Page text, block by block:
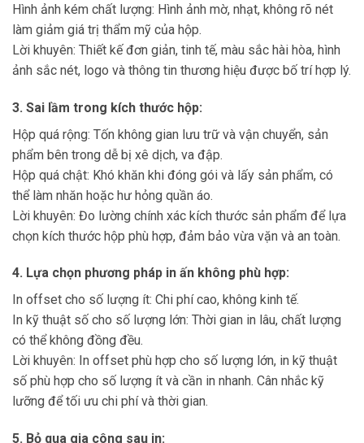
Hình ảnh kém chất lượng: Hình ảnh mờ, nhạt, không rõ nét
làm giảm giá trị thẩm mỹ của hộp.
Lời khuyên: Thiết kế đơn giản, tinh tế, màu sắc hài hòa, hình
ảnh sắc nét, logo và thông tin thương hiệu được bố trí hợp lý.
3. Sai lầm trong kích thước hộp:
Hộp quá rộng: Tốn không gian lưu trữ và vận chuyển, sản
phẩm bên trong dễ bị xê dịch, va đập.
Hộp quá chật: Khó khăn khi đóng gói và lấy sản phẩm, có
thể làm nhăn hoặc hư hỏng quần áo.
Lời khuyên: Đo lường chính xác kích thước sản phẩm để lựa
chọn kích thước hộp phù hợp, đảm bảo vừa vặn và an toàn.
4. Lựa chọn phương pháp in ấn không phù hợp:
In offset cho số lượng ít: Chi phí cao, không kinh tế.
In kỹ thuật số cho số lượng lớn: Thời gian in lâu, chất lượng
có thể không đồng đều.
Lời khuyên: In offset phù hợp cho số lượng lớn, in kỹ thuật
số phù hợp cho số lượng ít và cần in nhanh. Cân nhắc kỹ
lưỡng để tối ưu chi phí và thời gian.
5. Bỏ qua gia công sau in: